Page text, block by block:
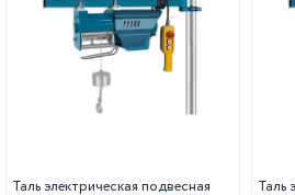
Таль электрическая подвесная Таль